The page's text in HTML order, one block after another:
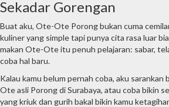
Sekadar Gorengan
Buat aku, Ote-Ote Porong bukan cuma
kuliner yang simple tapi punya cita rasa luar
makan Ote-Ote itu penuh pelajaran: sabar,
coba hal baru.
Kalau kamu belum pernah coba, aku
Ote asli Porong di Surabaya, atau coba bikin
yang kriuk dan gurih bakal bikin kamu